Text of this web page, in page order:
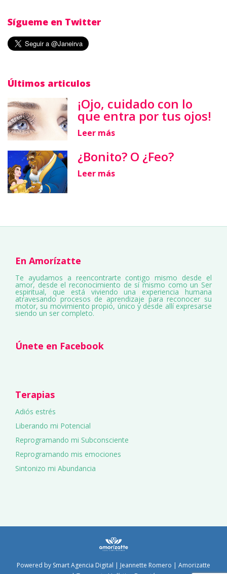
Sígueme en Twitter
Últimos articulos
¡Ojo, cuidado con lo
que entra por tus ojos!
Leer más
¿Bonito? O ¿Feo?
Leer más
En Amorízatte
Te ayudamos a reencontrarte contigo mismo desde el
amor, desde el reconocimiento de sí mismo como un Ser
espiritual, que está viviendo una experiencia humana
atravesando procesos de aprendizaje para reconocer su
motor, su movimiento propio, único y desde allí expresarse
siendo un ser completo.
Únete en Facebook
Terapias
Adiós estrés
Liberando mi Potencial
Reprogramando mi Subconsciente
Reprogramando mis emociones
Sintonizo mi Abundancia
Powered by Smart Agencia Digital | Jeannette Romero | Amorizatte